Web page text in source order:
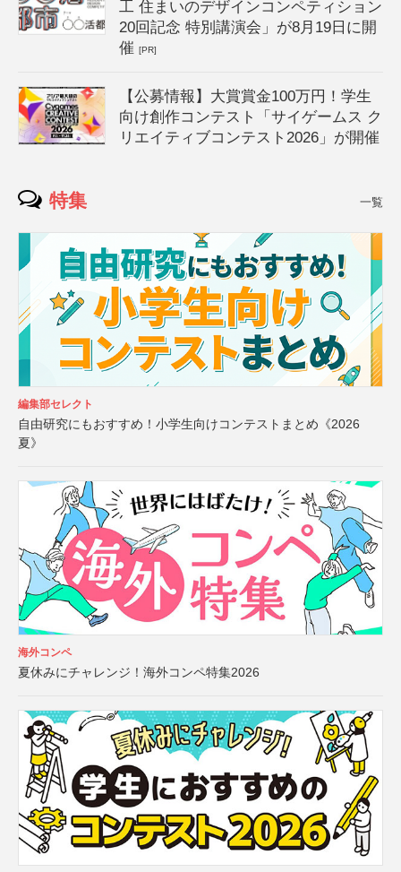
工 住まいのデザインコンペティション
20回記念 特別講演会」が8月19日に開
催[PR]
【公募情報】大賞賞金100万円！学生
向け創作コンテスト「サイゲームス ク
リエイティブコンテスト2026」が開催
特集 一覧
編集部セレクト
自由研究にもおすすめ！小学生向けコンテストまとめ《2026
夏》
海外コンペ
夏休みにチャレンジ！海外コンペ特集2026